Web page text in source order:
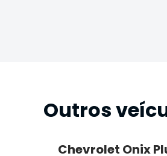
Outros
Chevrolet Onix